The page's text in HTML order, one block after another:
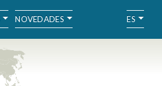
NOVEDADES ES